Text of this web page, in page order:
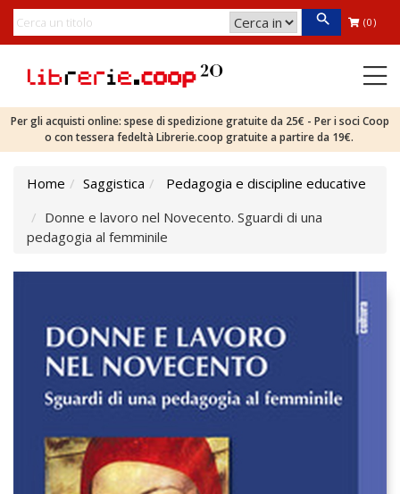
(0)
Per gli acquisti online: spese di spedizione gratuite da 25€ - Per i soci Coop
o con tessera fedeltà Librerie.coop gratuite a partire da 19€.
Home Saggistica
Pedagogia e discipline educative
Donne e lavoro nel Novecento. Sguardi di una
pedagogia al femminile